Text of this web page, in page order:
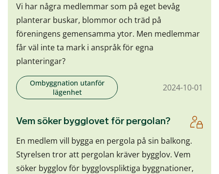
Vi har några medlemmar som på eget bevåg
planterar buskar, blommor och träd på
föreningens gemensamma ytor. Men medlemmar
får väl inte ta mark i anspråk för egna
planteringar?
Ombyggnation utanför
lägenhet
2024-10-01
Vem söker bygglovet för pergolan?
En medlem vill bygga en pergola på sin balkong.
Styrelsen tror att pergolan kräver bygglov. Vem
söker bygglov för bygglovspliktiga byggnationer,